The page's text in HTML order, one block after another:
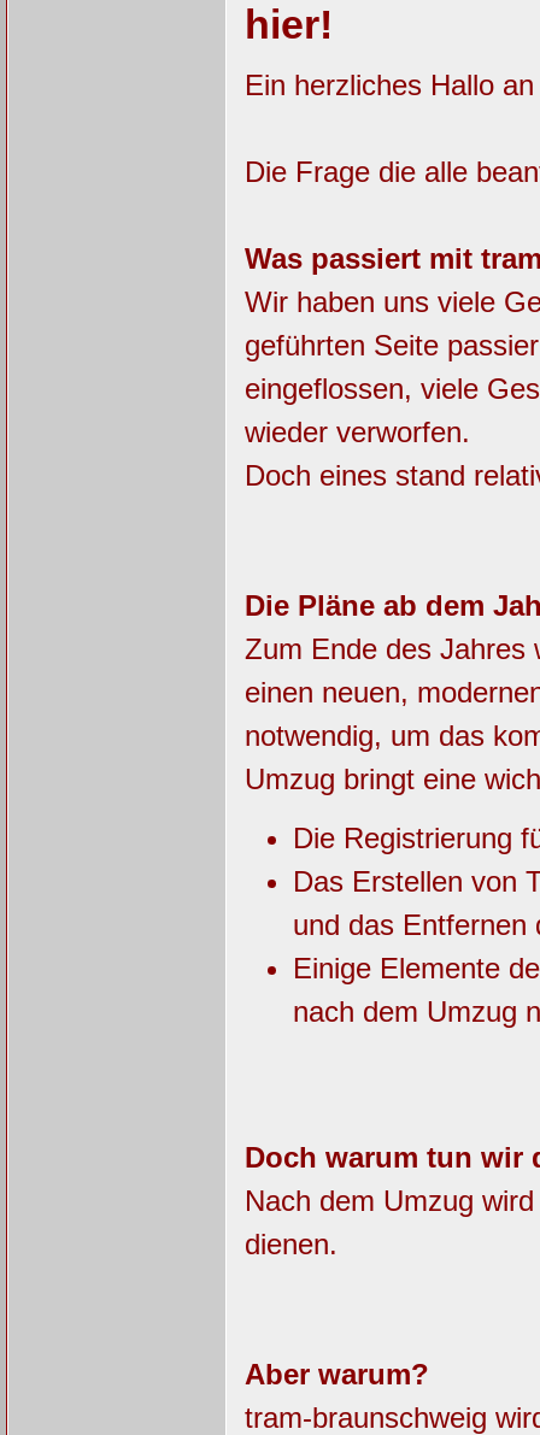
hier!
Ein herzliches Hallo
Die Frage die alle
Was passiert mit
Wir haben uns viele
geführten Seite
eingeflossen, viele
wieder verworfen.
Doch eines stand
Die Pläne ab dem
Zum Ende des Jahres
einen neuen,
notwendig, um das
Umzug bringt eine
Die Registrierung
Das Erstellen von
und das Entfernen
Einige Elemente
nach dem Umzug
Doch warum tun wir
Nach dem Umzug
dienen.
Aber warum?
tram-braunschweig